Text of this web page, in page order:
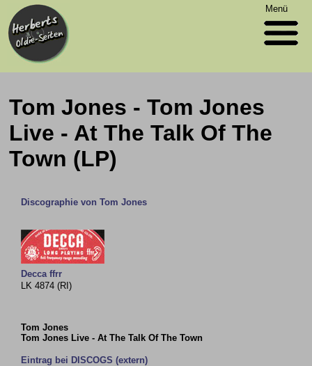
Menü
Tom Jones - Tom Jones
Live - At The Talk Of The
Town (LP)
Discographie von Tom Jones
Decca ffrr
LK 4874 (RI)
Tom Jones
Tom Jones Live - At The Talk Of The Town
Eintrag bei DISCOGS (extern)